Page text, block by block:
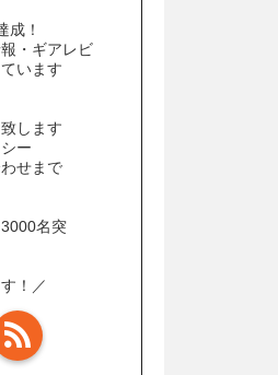
成！
・ギアレビ
います
致します
シー
わせまで
名突
！／